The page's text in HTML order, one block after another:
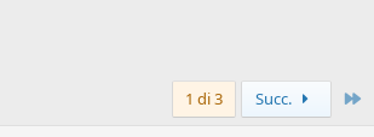
1 di 3 Succ.